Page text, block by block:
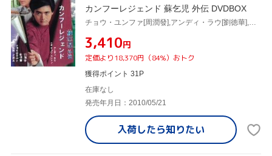
カンフーレジェンド 蘇乞児 外伝 DVDBOX
チョウ・ユンファ[周潤發],アンディ・ラウ[劉徳華],ラウ・シウミン
¥3,410円
定価より18,370円（84%）おトク
獲得ポイント 31P
在庫なし
発売年月日：2010/05/21
入荷したら知りたい